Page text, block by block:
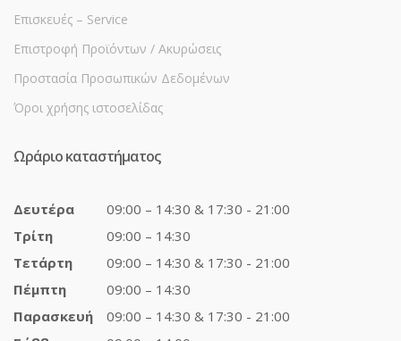
Επισκευές – Service
Επιστροφή Προϊόντων / Ακυρώσεις
Προστασία Προσωπικών Δεδομένων
Όροι χρήσης ιστοσελίδας
Ωράριο καταστήματος
Δευτέρα
09:00 – 14:30 & 17:30 - 21:00
Τρίτη
09:00 – 14:30
Τετάρτη
09:00 – 14:30 & 17:30 - 21:00
Πέμπτη
09:00 – 14:30
Παρασκευή
09:00 – 14:30 & 17:30 - 21:00